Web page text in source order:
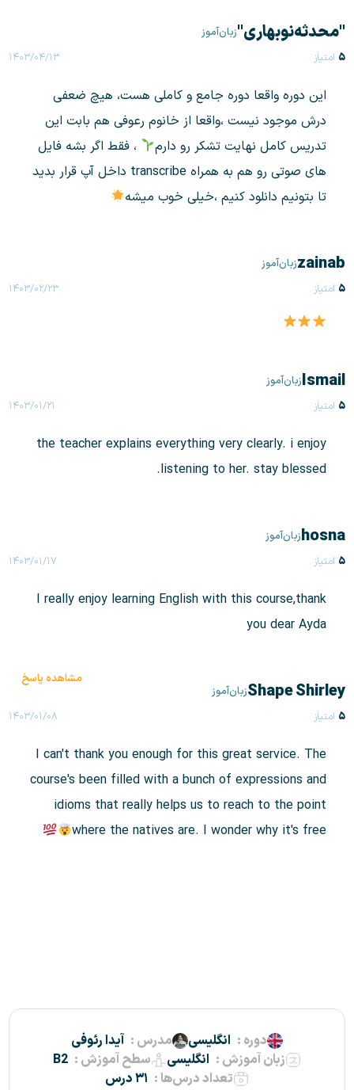
"محدثه‌نوبهاری"زبان‌آموز
۵ امتیاز ۱۴۰۳/۰۴/۱۳
این دوره واقعا دوره جامع و کاملی هست، هیچ ضعفی
درش موجود نیست ،واقعا از خانوم رعوفی هم بابت این
تدریس کامل نهایت تشکر رو دارم
، فقط اگر بشه فایل
های صوتی رو هم به همراه transcribe داخل آپ قرار بدید
تا بتونیم دانلود کنیم ،خیلی خوب میشه
zainabزبان‌آموز
۵ امتیاز ۱۴۰۳/۰۲/۲۳
Ismailزبان‌آموز
۵ امتیاز ۱۴۰۳/۰۱/۲۱
the teacher explains everything very clearly. i enjoy
listening to her. stay blessed.
hosnaزبان‌آموز
۵ امتیاز ۱۴۰۳/۰۱/۱۷
I really enjoy learning English with this course,thank
you dear Ayda
مشاهده پاسخ
Shape Shirleyزبان‌آموز
۵ امتیاز ۱۴۰۳/۰۱/۰۸
I can't thank you enough for this great service. The
course's been filled with a bunch of expressions and
idioms that really helps us to reach to the point
where the natives are. I wonder why it's free
دوره : انگلیسی مدرس : آیدا رئوفی
زبان آموزش : انگلیسی سطح آموزش : B2
تعداد درس‌ها : ۳۱ درس